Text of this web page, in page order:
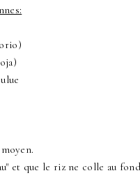
et que le riz ne colle au